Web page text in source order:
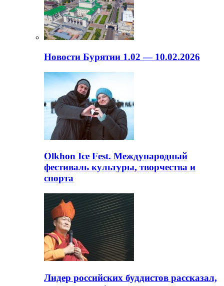
Новости Бурятии 1.02 — 10.02.2026
Olkhon Ice Fest. Международный
фестиваль культуры, творчества и
спорта
Лидер российских буддистов рассказал,